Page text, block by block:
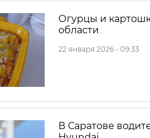
Огурцы и
области
22 января 2026 - 09:33
В Саратове